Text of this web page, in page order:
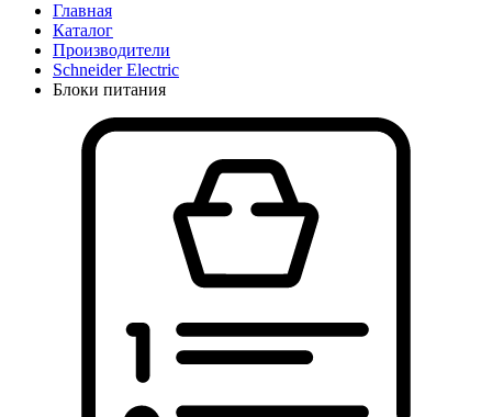
Главная
Каталог
Производители
Schneider Electric
Блоки питания